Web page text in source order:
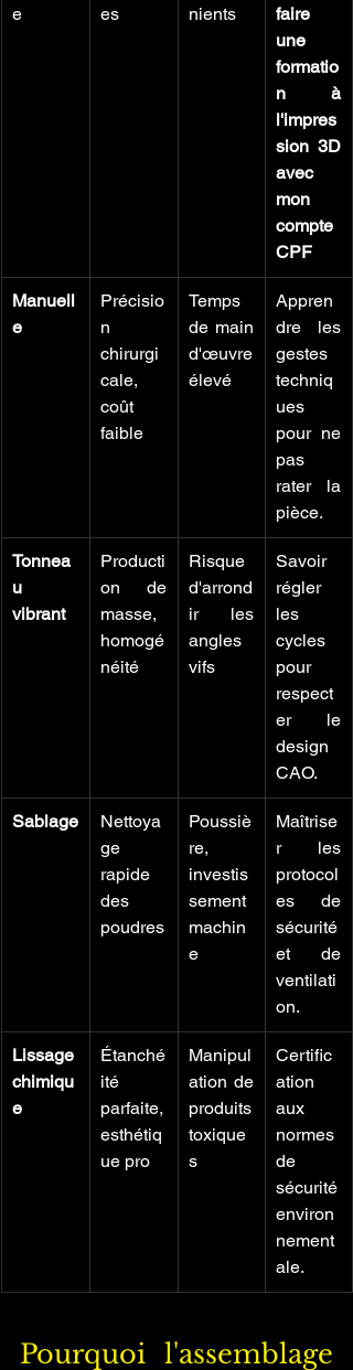
e
es
nients
faire
une
formatio
n à
l'impres
sion 3D
avec
mon
compte
CPF
Manuell
e
Précisio
n
chirurgi
cale,
coût
faible
Temps
de main
d'œuvre
élevé
Appren
dre les
gestes
techniq
ues
pour ne
pas
rater la
pièce.
Tonnea
u
vibrant
Producti
on de
masse,
homogé
néité
Risque
d'arrond
ir les
angles
vifs
Savoir
régler
les
cycles
pour
respect
er le
design
CAO.
Sablage
Nettoya
ge
rapide
des
poudres
Poussiè
re,
investis
sement
machin
e
Maîtrise
r les
protocol
es de
sécurité
et de
ventilati
on.
Lissage
chimiqu
e
Étanché
ité
parfaite,
esthétiq
ue pro
Manipul
ation de
produits
toxique
s
Certific
ation
aux
normes
de
sécurité
environ
nement
ale.
Pourquoi l'assemblage